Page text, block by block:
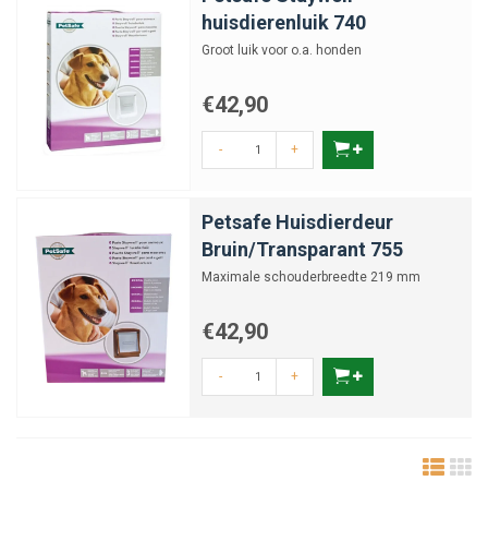
huisdierenluik 740
Groot luik voor o.a. honden
€42,90
- +
Petsafe Huisdierdeur
Bruin/Transparant 755
Maximale schouderbreedte 219 mm
€42,90
- +